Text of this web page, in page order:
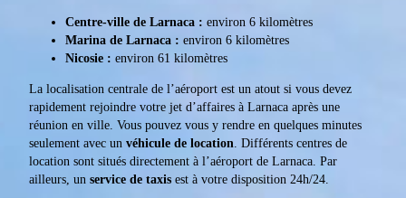
Centre-ville de Larnaca : environ 6 kilomètres
Marina de Larnaca : environ 6 kilomètres
Nicosie : environ 61 kilomètres
La localisation centrale de l’aéroport est un atout si vous devez
rapidement rejoindre votre jet d’affaires à Larnaca après une
réunion en ville. Vous pouvez vous y rendre en quelques minutes
seulement avec un véhicule de location. Différents centres de
location sont situés directement à l’aéroport de Larnaca. Par
ailleurs, un service de taxis est à votre disposition 24h/24.